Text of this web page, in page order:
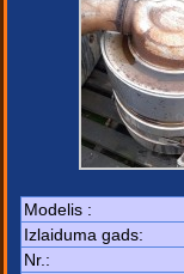
Modelis :
Izlaiduma gads:
Nr.: